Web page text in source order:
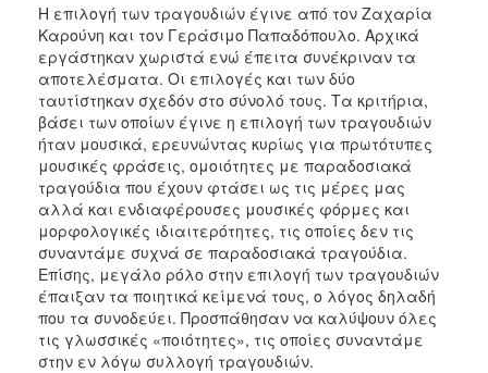
Η επιλογή των τραγουδιών έγινε από τον Ζαχαρία
Καρούνη και τον Γεράσιμο Παπαδόπουλο. Αρχικά
εργάστηκαν χωριστά ενώ έπειτα συνέκριναν τα
αποτελέσματα. Οι επιλογές και των δύο
ταυτίστηκαν σχεδόν στο σύνολό τους. Τα κριτήρια,
βάσει των οποίων έγινε η επιλογή των τραγουδιών
ήταν μουσικά, ερευνώντας κυρίως για πρωτότυπες
μουσικές φράσεις, ομοιότητες με παραδοσιακά
τραγούδια που έχουν φτάσει ως τις μέρες μας
αλλά και ενδιαφέρουσες μουσικές φόρμες και
μορφολογικές ιδιαιτερότητες, τις οποίες δεν τις
συναντάμε συχνά σε παραδοσιακά τραγούδια.
Επίσης, μεγάλο ρόλο στην επιλογή των τραγουδιών
έπαιξαν τα ποιητικά κείμενά τους, ο λόγος δηλαδή
που τα συνοδεύει. Προσπάθησαν να καλύψουν όλες
τις γλωσσικές «ποιότητες», τις οποίες συναντάμε
στην εν λόγω συλλογή τραγουδιών.